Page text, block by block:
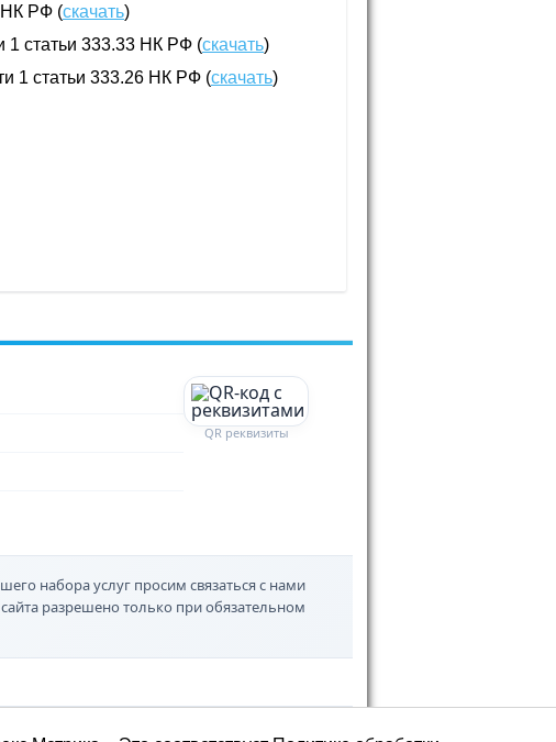
НК РФ (скачать)
1 статьи 333.33 НК РФ (скачать)
1 статьи 333.26 НК РФ (скачать)
QR реквизиты
набора услуг просим связаться с нами
разрешено только при обязательном